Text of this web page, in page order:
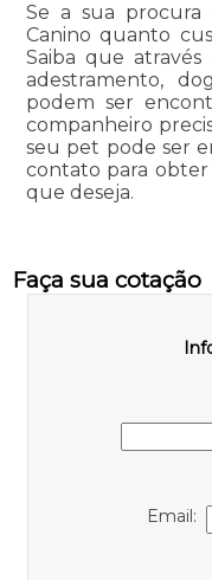
Se a sua procura
Canino quanto
Saiba que através
adestramento,
podem ser
companheiro
seu pet pode ser
contato para obter
que deseja.
Faça sua cotação
Email: